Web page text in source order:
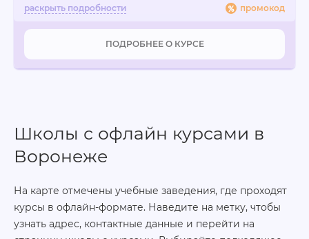
промокод
ПОДРОБНЕЕ О КУРСЕ
Школы с офлайн курсами в
Воронеже
На карте отмечены учебные заведения, где проходят
курсы в офлайн-формате. Наведите на метку, чтобы
узнать адрес, контактные данные и перейти на